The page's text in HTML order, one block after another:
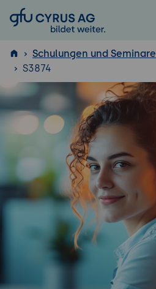
GFU Cyrus AG
ISTQB
Schulungen und Seminare
S3874